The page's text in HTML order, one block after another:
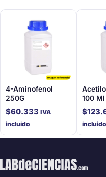
4-Aminofenol
250G
$60.333 IVA
incluido
100 Ml
$
incluido